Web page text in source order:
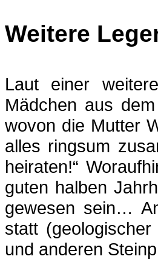
Weitere
Laut einer
Mädchen aus
wovon die Mutter
alles ringsum
heiraten!“
guten halben
gewesen sein…
statt
und anderen